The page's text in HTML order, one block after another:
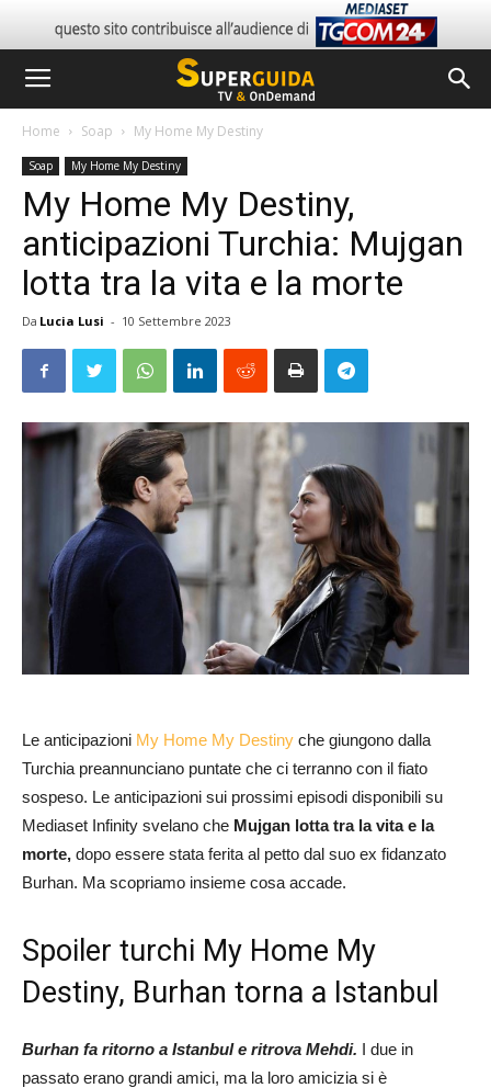
Home Soap My Home My Destiny
Soap My Home My Destiny
My Home My Destiny,
anticipazioni Turchia: Mujgan
lotta tra la vita e la morte
Da Lucia Lusi - 10 Settembre 2023
Le anticipazioni My Home My Destiny che giungono dalla
Turchia preannunciano puntate che ci terranno con il fiato
sospeso. Le anticipazioni sui prossimi episodi disponibili su
Mediaset Infinity svelano che Mujgan lotta tra la vita e la
morte, dopo essere stata ferita al petto dal suo ex fidanzato
Burhan. Ma scopriamo insieme cosa accade.
Spoiler turchi My Home My
Destiny, Burhan torna a Istanbul
Burhan fa ritorno a Istanbul e ritrova Mehdi. I due in
passato erano grandi amici, ma la loro amicizia si è